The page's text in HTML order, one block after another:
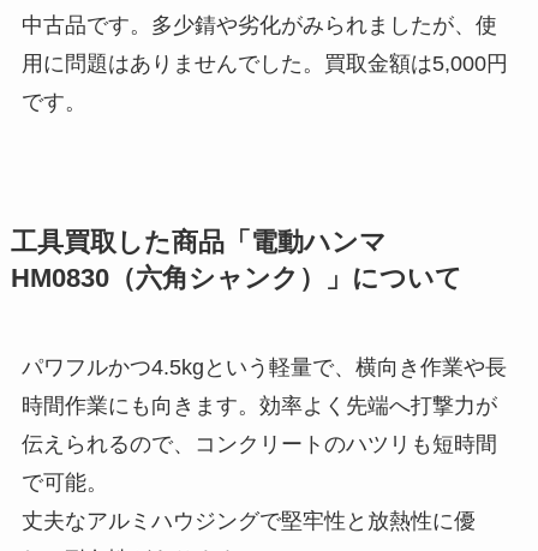
中古品です。多少錆や劣化がみられましたが、使
用に問題はありませんでした。買取金額は5,000円
です。
工具買取した商品「電動ハンマ
HM0830（六角シャンク）」について
パワフルかつ4.5kgという軽量で、横向き作業や長
時間作業にも向きます。効率よく先端へ打撃力が
伝えられるので、コンクリートのハツリも短時間
で可能。
丈夫なアルミハウジングで堅牢性と放熱性に優